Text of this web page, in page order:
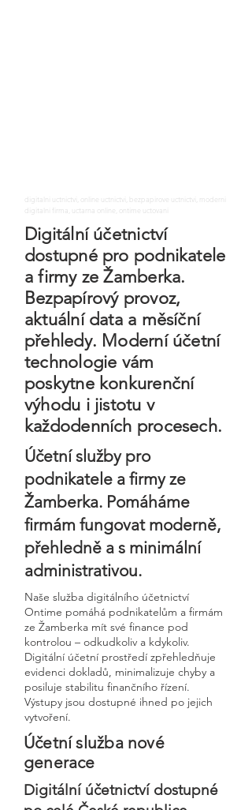
digitalni uctnictvi, online uctnictvi, bezpapirove uctnictvi, moderni
digitalni firma, uctarna online, ontime uctovani
Digitální účetnictví
dostupné pro podnikatele
a firmy ze Žamberka.
Bezpapírový provoz,
aktuální data a měsíční
přehledy. Moderní účetní
technologie vám
poskytne konkurenční
výhodu i jistotu v
každodenních procesech.
Účetní služby pro
podnikatele a firmy ze
Žamberka. Pomáháme
firmám fungovat moderně,
přehledně a s minimální
administrativou.
Naše služba digitálního účetnictví
Ontime pomáhá podnikatelům a firmám
ze Žamberka mít své finance pod
kontrolou – odkudkoliv a kdykoliv.
Digitální účetní prostředí zpřehledňuje
evidenci dokladů, minimalizuje chyby a
posiluje stabilitu finančního řízení.
Výstupy jsou dostupné ihned po jejich
vytvoření.
Účetní služba nové
generace
Digitální účetnictví dostupné